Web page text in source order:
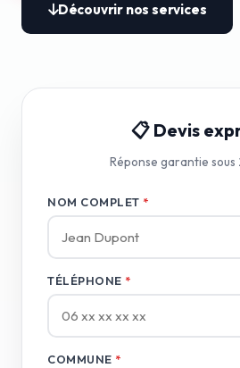
Découvrir nos services
📋 Devis
Réponse garantie sous
NOM COMPLET *
TÉLÉPHONE *
COMMUNE *